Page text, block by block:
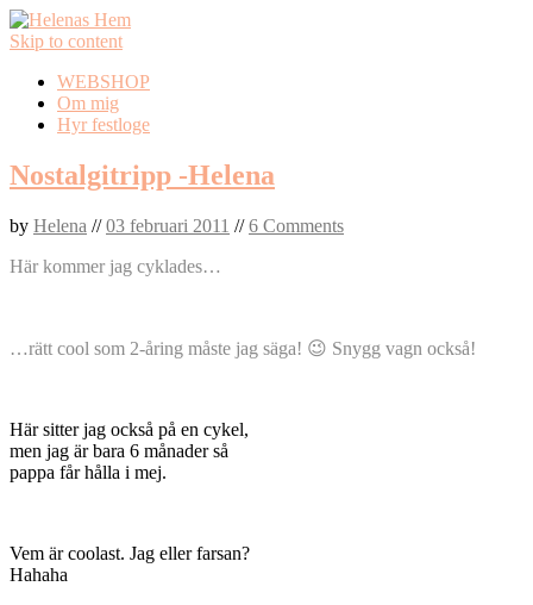
Skip to content
WEBSHOP
Om mig
Hyr festloge
Nostalgitripp -Helena
by Helena //03 februari 2011 //6 Comments
Här kommer jag cyklades…
…rätt cool som 2-åring måste jag säga! 😉 Snygg vagn också!
Här sitter jag också på en cykel,
men jag är bara 6 månader så
pappa får hålla i mej.
Vem är coolast. Jag eller farsan?
Hahaha